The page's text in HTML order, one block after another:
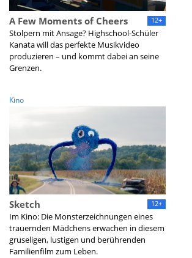
12+
A Few Moments of Cheers
Stolpern mit Ansage? Highschool-Schüler
Kanata will das perfekte Musikvideo
produzieren – und kommt dabei an seine
Grenzen.
Kino
12+
Sketch
Im Kino: Die Monsterzeichnungen eines
trauernden Mädchens erwachen in diesem
gruseligen, lustigen und berührenden
Familienfilm zum Leben.